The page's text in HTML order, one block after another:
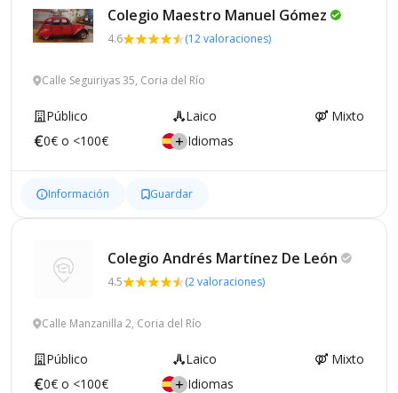
Colegio Maestro Manuel Gómez
4.6 (12 valoraciones)
Calle Seguiriyas 35, Coria del Río
Público Laico
Mixto
0€ o <100€
Idiomas
Información Guardar
Colegio Andrés Martínez De León
4.5 (2 valoraciones)
Calle Manzanilla 2, Coria del Río
Público Laico
Mixto
0€ o <100€
Idiomas